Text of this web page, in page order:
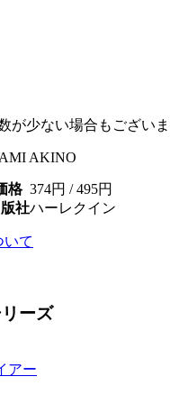
が少ない場合もござい
AKINO
374円 / 495円
ハーレクイン
いて
ーズ
アー